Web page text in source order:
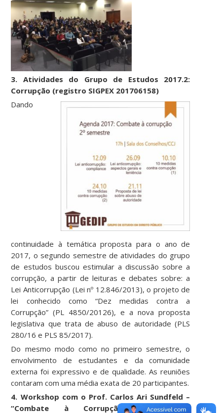
3. Atividades do Grupo de Estudos 2017.2:
Corrupção (registro SIGPEX 201706158)
Dando
continuidade à temática proposta para o ano de
2017, o segundo semestre de atividades do grupo
de estudos buscou estimular a discussão sobre a
corrupção, a partir de leituras e debates sobre: a
Lei Anticorrupção (Lei nº 12.846/2013), o projeto de
lei conhecido como “Dez medidas contra a
Corrupção” (PL 4850/20126), e a nova proposta
legislativa que trata de abuso de autoridade (PLS
280/16 e PLS 85/2017).
Do mesmo modo como no primeiro semestre, o
envolvimento de estudantes e da comunidade
externa foi expressivo e de qualidade. As reuniões
contaram com uma média exata de 20 participantes.
4. Workshop com o Prof. Carlos Ari Sundfeld –
“Combate à Corrupção: Avanços e